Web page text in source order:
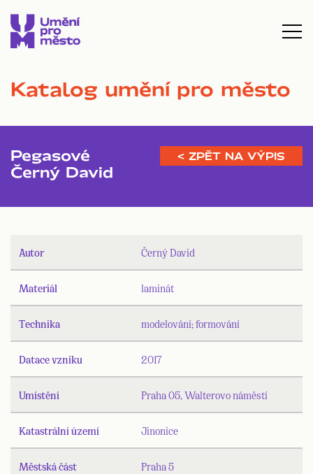
Katalog umění pro město
Pegasové
Černý David
< ZPĚT NA VÝPIS
Autor Černý David
Materiál laminát
Technika modelování; formování
Datace vzniku 2017
Umístění Praha 05, Walterovo náměstí
Katastrální území Jinonice
Městská část Praha 5